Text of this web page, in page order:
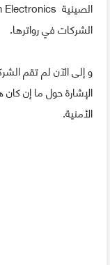
الشركات في رواترها.
و إلى الآن لم تقم
الإشارة حول ما إن
الأمنية.